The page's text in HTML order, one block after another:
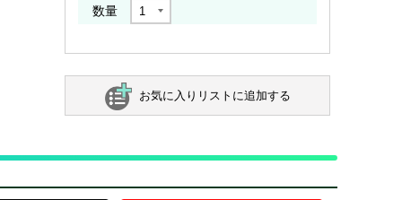
数量
お気に入りリストに追加する